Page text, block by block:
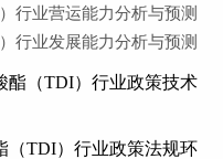
行业营运能力分析与预测
行业发展能力分析与预测
酯（TDI）行业政策技术
（TDI）行业政策法规环